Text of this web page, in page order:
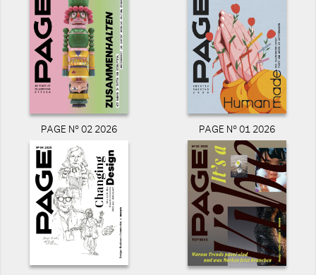
PAGE N° 02 2026 PAGE N° 01 2026